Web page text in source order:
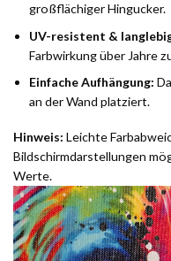
großflächiger Hingucker.
UV-resistent &
Farbwirkung über Jahre
Einfache Aufhängung:
an der Wand platziert.
Hinweis: Leichte
Bildschirmdarstellungen
Werte.